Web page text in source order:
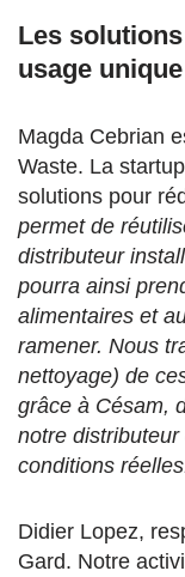
Les
usage unique
Magda Cebrian
Waste. La
solutions pour
permet de
distributeur
pourra ainsi
alimentaires et
ramener. Nous
nettoyage) de
grâce à Césam,
notre
conditions
Didier Lopez,
Gard. Notre